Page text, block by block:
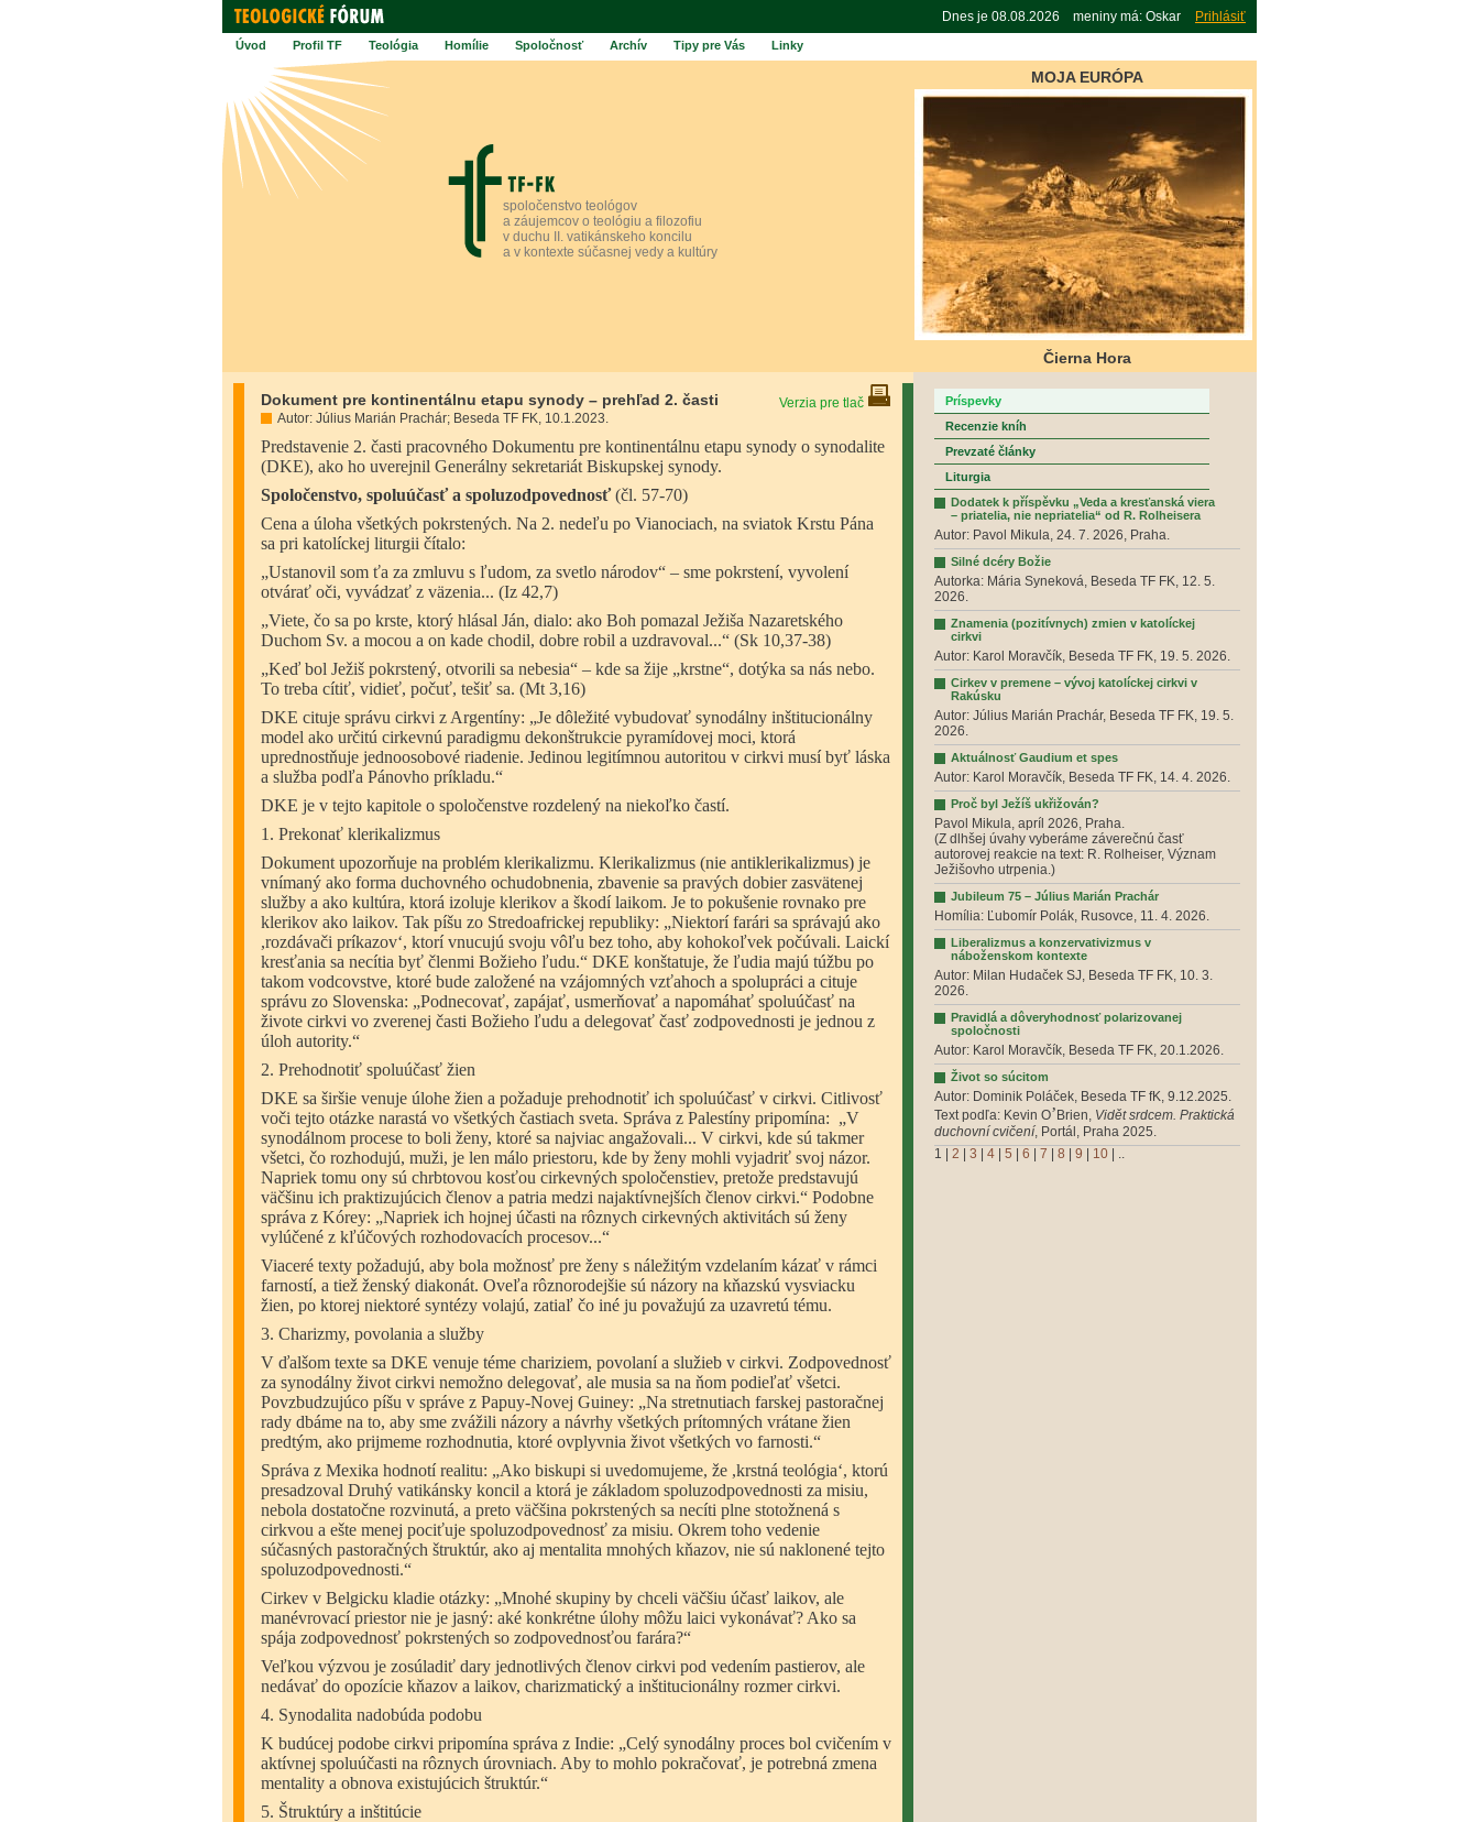
Dnes je 08.08.2026 meniny má: Oskar Prihlásiť
Úvod Profil TF Teológia Homílie Spoločnosť Archív Tipy pre Vás Linky
spoločenstvo teológov
a záujemcov o teológiu a filozofiu
v duchu II. vatikánskeho koncilu
a v kontexte súčasnej vedy a kultúry
MOJA EURÓPA
Čierna Hora
Verzia pre tlač
Dokument pre kontinentálnu etapu synody – prehľad 2. časti
Autor: Július Marián Prachár; Beseda TF FK, 10.1.2023.
Predstavenie 2. časti pracovného Dokumentu pre kontinentálnu etapu synody o synodalite
(DKE), ako ho uverejnil Generálny sekretariát Biskupskej synody.
Spoločenstvo, spoluúčasť a spoluzodpovednosť(čl. 57-70)
Cena a úloha všetkých pokrstených. Na 2. nedeľu po Vianociach, na sviatok Krstu Pána
sa pri katolíckej liturgii čítalo:
„Ustanovil som ťa za zmluvu s ľudom, za svetlo národov“ – sme pokrstení, vyvolení
otvárať oči, vyvádzať z väzenia... (Iz 42,7)
„Viete, čo sa po krste, ktorý hlásal Ján, dialo: ako Boh pomazal Ježiša Nazaretského
Duchom Sv. a mocou a on kade chodil, dobre robil a uzdravoval...“ (Sk 10,37-38)
„Keď bol Ježiš pokrstený, otvorili sa nebesia“ – kde sa žije „krstne“, dotýka sa nás nebo.
To treba cítiť, vidieť, počuť, tešiť sa. (Mt 3,16)
DKE cituje správu cirkvi z Argentíny: „Je dôležité vybudovať synodálny inštitucionálny
model ako určitú cirkevnú paradigmu dekonštrukcie pyramídovej moci, ktorá
uprednostňuje jednoosobové riadenie. Jedinou legitímnou autoritou v cirkvi musí byť láska
a služba podľa Pánovho príkladu.“
DKE je v tejto kapitole o spoločenstve rozdelený na niekoľko častí.
1. Prekonať klerikalizmus
Dokument upozorňuje na problém klerikalizmu. Klerikalizmus (nie antiklerikalizmus) je
vnímaný ako forma duchovného ochudobnenia, zbavenie sa pravých dobier zasvätenej
služby a ako kultúra, ktorá izoluje klerikov a škodí laikom. Je to pokušenie rovnako pre
klerikov ako laikov. Tak píšu zo Stredoafrickej republiky: „Niektorí farári sa správajú ako
,rozdávači príkazovʻ, ktorí vnucujú svoju vôľu bez toho, aby kohokoľvek počúvali. Laickí
kresťania sa necítia byť členmi Božieho ľudu.“ DKE konštatuje, že ľudia majú túžbu po
takom vodcovstve, ktoré bude založené na vzájomných vzťahoch a spolupráci a cituje
správu zo Slovenska: „Podnecovať, zapájať, usmerňovať a napomáhať spoluúčasť na
živote cirkvi vo zverenej časti Božieho ľudu a delegovať časť zodpovednosti je jednou z
úloh autority.“
2. Prehodnotiť spoluúčasť žien
DKE sa širšie venuje úlohe žien a požaduje prehodnotiť ich spoluúčasť v cirkvi. Citlivosť
voči tejto otázke narastá vo všetkých častiach sveta. Správa z Palestíny pripomína: „V
synodálnom procese to boli ženy, ktoré sa najviac angažovali... V cirkvi, kde sú takmer
všetci, čo rozhodujú, muži, je len málo priestoru, kde by ženy mohli vyjadriť svoj názor.
Napriek tomu ony sú chrbtovou kosťou cirkevných spoločenstiev, pretože predstavujú
väčšinu ich praktizujúcich členov a patria medzi najaktívnejších členov cirkvi.“ Podobne
správa z Kórey: „Napriek ich hojnej účasti na rôznych cirkevných aktivitách sú ženy
vylúčené z kľúčových rozhodovacích procesov...“
Viaceré texty požadujú, aby bola možnosť pre ženy s náležitým vzdelaním kázať v rámci
farností, a tiež ženský diakonát. Oveľa rôznorodejšie sú názory na kňazskú vysviacku
žien, po ktorej niektoré syntézy volajú, zatiaľ čo iné ju považujú za uzavretú tému.
3. Charizmy, povolania a služby
V ďalšom texte sa DKE venuje téme chariziem, povolaní a služieb v cirkvi. Zodpovednosť
za synodálny život cirkvi nemožno delegovať, ale musia sa na ňom podieľať všetci.
Povzbudzujúco píšu v správe z Papuy-Novej Guiney: „Na stretnutiach farskej pastoračnej
rady dbáme na to, aby sme zvážili názory a návrhy všetkých prítomných vrátane žien
predtým, ako prijmeme rozhodnutia, ktoré ovplyvnia život všetkých vo farnosti.“
Správa z Mexika hodnotí realitu: „Ako biskupi si uvedomujeme, že ,krstná teológiaʻ, ktorú
presadzoval Druhý vatikánsky koncil a ktorá je základom spoluzodpovednosti za misiu,
nebola dostatočne rozvinutá, a preto väčšina pokrstených sa necíti plne stotožnená s
cirkvou a ešte menej pociťuje spoluzodpovednosť za misiu. Okrem toho vedenie
súčasných pastoračných štruktúr, ako aj mentalita mnohých kňazov, nie sú naklonené tejto
spoluzodpovednosti.“
Cirkev v Belgicku kladie otázky: „Mnohé skupiny by chceli väčšiu účasť laikov, ale
manévrovací priestor nie je jasný: aké konkrétne úlohy môžu laici vykonávať? Ako sa
spája zodpovednosť pokrstených so zodpovednosťou farára?“
Veľkou výzvou je zosúladiť dary jednotlivých členov cirkvi pod vedením pastierov, ale
nedávať do opozície kňazov a laikov, charizmatický a inštitucionálny rozmer cirkvi.
4. Synodalita nadobúda podobu
K budúcej podobe cirkvi pripomína správa z Indie: „Celý synodálny proces bol cvičením v
aktívnej spoluúčasti na rôznych úrovniach. Aby to mohlo pokračovať, je potrebná zmena
mentality a obnova existujúcich štruktúr.“
5. Štruktúry a inštitúcie
Príspevky
Recenzie kníh
Prevzaté články
Liturgia
Dodatek k příspěvku „Veda a kresťanská viera
– priatelia, nie nepriatelia“ od R. Rolheisera
Autor: Pavol Mikula, 24. 7. 2026, Praha.
Silné dcéry Božie
Autorka: Mária Syneková, Beseda TF FK, 12. 5.
2026.
Znamenia (pozitívnych) zmien v katolíckej
cirkvi
Autor: Karol Moravčík, Beseda TF FK, 19. 5. 2026.
Cirkev v premene – vývoj katolíckej cirkvi v
Rakúsku
Autor: Július Marián Prachár, Beseda TF FK, 19. 5.
2026.
Aktuálnosť Gaudium et spes
Autor: Karol Moravčík, Beseda TF FK, 14. 4. 2026.
Proč byl Ježíš ukřižován?
Pavol Mikula, apríl 2026, Praha.
(Z dlhšej úvahy vyberáme záverečnú časť
autorovej reakcie na text: R. Rolheiser, Význam
Ježišovho utrpenia.)
Jubileum 75 – Július Marián Prachár
Homília: Ľubomír Polák, Rusovce, 11. 4. 2026.
Liberalizmus a konzervativizmus v
náboženskom kontexte
Autor: Milan Hudaček SJ, Beseda TF FK, 10. 3.
2026.
Pravidlá a dôveryhodnosť polarizovanej
spoločnosti
Autor: Karol Moravčík, Beseda TF FK, 20.1.2026.
Život so súcitom
Autor: Dominik Poláček, Beseda TF fK, 9.12.2025.
Text podľa: Kevin O’ Brien, Vidět srdcem. Praktická
duchovní cvičení, Portál, Praha 2025.
1
2 3 4 5 6 7 8 9 10 | ..